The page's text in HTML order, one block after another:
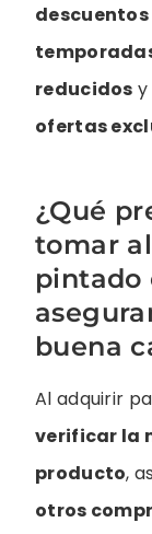
reducidos y
ofertas
¿Qué
tomar
pintado
buena
Al adquirir
verificar la
producto,
otros